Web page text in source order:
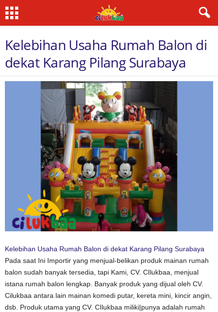
Kelebihan Usaha Rumah Balon di
dekat Karang Pilang Surabaya
Kelebihan Usaha Rumah Balon di dekat Karang Pilang Surabaya
Pada saat Ini Importir yang menjual-belikan produk mainan rumah
balon sudah banyak tersedia, tapi Kami, CV. CIlukbaa, menjual
istana rumah balon lengkap. Banyak produk yang dijual oleh CV.
Cilukbaa antara lain mainan komedi putar, kereta mini, kincir angin,
dsb. Produk utama yang CV. CIlukbaa miliki|punya adalah rumah